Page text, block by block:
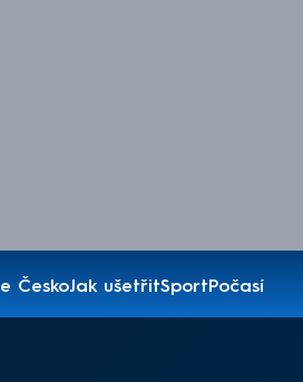
ČeskoJak ušetřitSportPočasí